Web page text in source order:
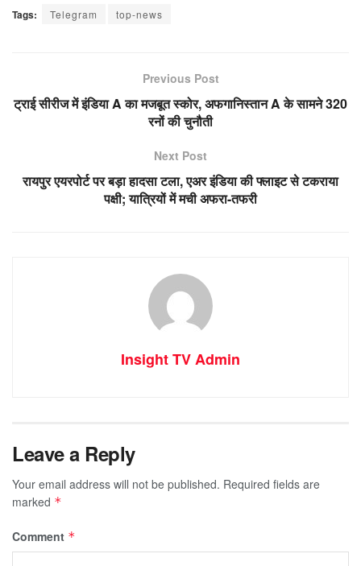
Tags: Telegram top-news
Previous Post
ट्राई सीरीज में इंडिया A का मजबूत स्कोर, अफगानिस्तान A के सामने 320
रनों की चुनौती
Next Post
रायपुर एयरपोर्ट पर बड़ा हादसा टला, एअर इंडिया की फ्लाइट से टकराया
पक्षी; यात्रियों में मची अफरा-तफरी
Insight TV Admin
Leave a Reply
Your email address will not be published. Required fields are
marked *
Comment *